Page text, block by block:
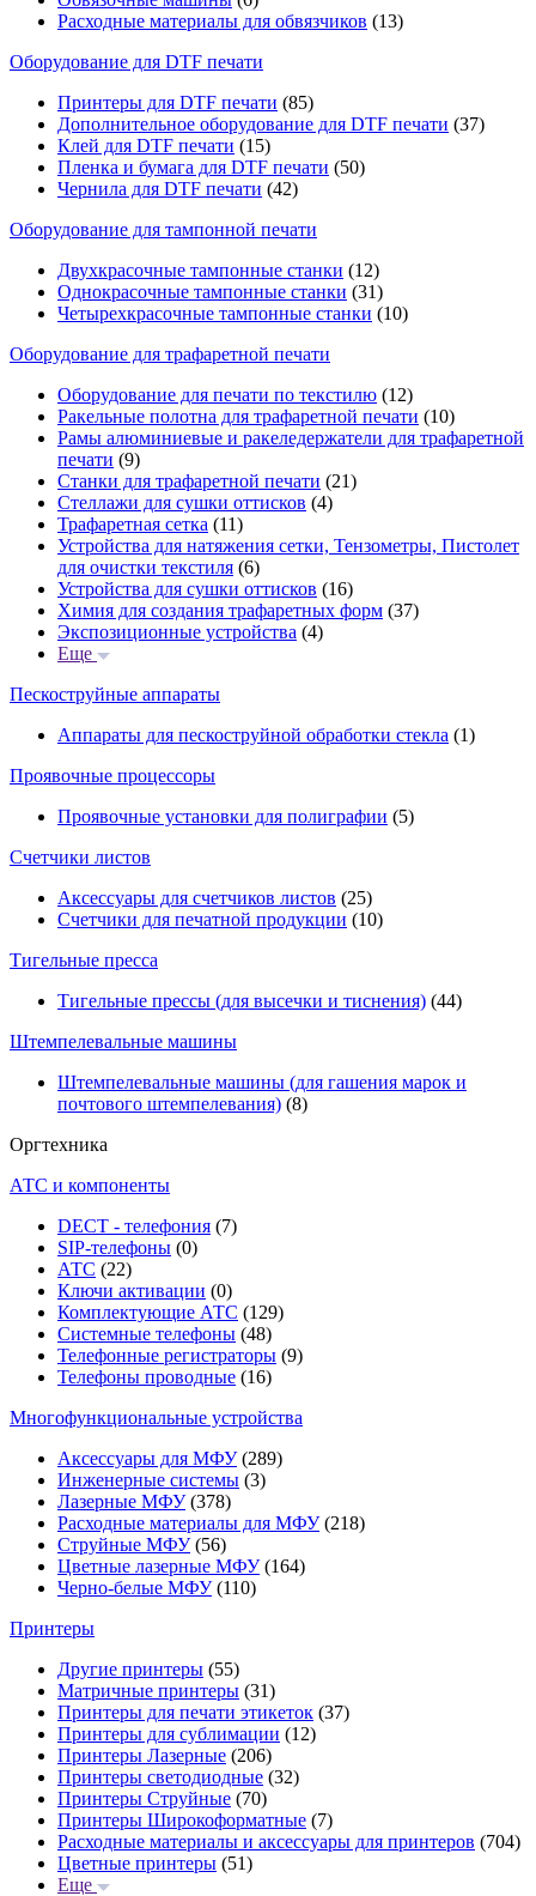
Расходные материалы для обвязчиков (13)
Оборудование для DTF печати
Принтеры для DTF печати (85)
Дополнительное оборудование для DTF печати (37)
Клей для DTF печати (15)
Пленка и бумага для DTF печати (50)
Чернила для DTF печати (42)
Оборудование для тампонной печати
Двухкрасочные тампонные станки (12)
Однокрасочные тампонные станки (31)
Четырехкрасочные тампонные станки (10)
Оборудование для трафаретной печати
Оборудование для печати по текстилю (12)
Ракельные полотна для трафаретной печати (10)
Рамы алюминиевые и ракеледержатели для трафаретной
печати (9)
Станки для трафаретной печати (21)
Стеллажи для сушки оттисков (4)
Трафаретная сетка (11)
Устройства для натяжения сетки, Тензометры, Пистолет
для очистки текстиля (6)
Устройства для сушки оттисков (16)
Химия для создания трафаретных форм (37)
Экспозиционные устройства (4)
Еще
Пескоструйные аппараты
Аппараты для пескоструйной обработки стекла (1)
Проявочные процессоры
Проявочные установки для полиграфии (5)
Счетчики листов
Аксессуары для счетчиков листов (25)
Счетчики для печатной продукции (10)
Тигельные пресса
Тигельные прессы (для высечки и тиснения) (44)
Штемпелевальные машины
Штемпелевальные машины (для гашения марок и
почтового штемпелевания) (8)
Оргтехника
АТС и компоненты
DECT - телефония (7)
SIP-телефоны (0)
АТС (22)
Ключи активации (0)
Комплектующие АТС (129)
Системные телефоны (48)
Телефонные регистраторы (9)
Телефоны проводные (16)
Многофункциональные устройства
Аксессуары для МФУ(289)
Инженерные системы (3)
Лазерные МФУ(378)
Расходные материалы для МФУ(218)
Струйные МФУ(56)
Цветные лазерные МФУ(164)
Черно-белые МФУ(110)
Принтеры
Другие принтеры (55)
Матричные принтеры (31)
Принтеры для печати этикеток (37)
Принтеры для сублимации (12)
Принтеры Лазерные (206)
Принтеры светодиодные (32)
Принтеры Струйные (70)
Принтеры Широкоформатные (7)
Расходные материалы и аксессуары для принтеров (704)
Цветные принтеры (51)
Еще